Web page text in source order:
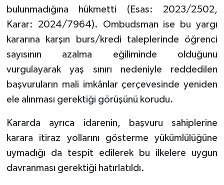
bulunmadığına hükmetti (Esas: 2023/2502,
Karar: 2024/7964). Ombudsman ise bu yargı
kararına karşın burs/kredi taleplerinde öğrenci
sayısının azalma eğiliminde olduğunu
vurgulayarak yaş sınırı nedeniyle reddedilen
başvuruların mali imkânlar çerçevesinde yeniden
ele alınması gerektiği görüşünü korudu.
Kararda ayrıca idarenin, başvuru sahiplerine
karara itiraz yollarını gösterme yükümlülüğüne
uymadığı da tespit edilerek bu ilkelere uygun
davranması gerektiği hatırlatıldı.